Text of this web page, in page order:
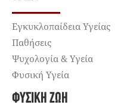
Εγκυκλοπαίδεια Υγείας
Παθήσεις
Ψυχολογία & Υγεία
Φυσική Υγεία
ΦΥΣΙΚΉ ΖΩΉ